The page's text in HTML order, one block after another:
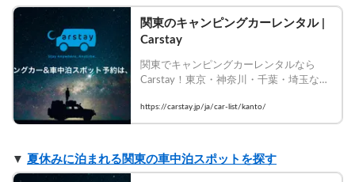
関東のキャンピングカーレンタル |
Carstay
関東でキャンピングカーレンタルなら
Carstay！東京・神奈川・千葉・埼玉など
週末バンライフを今すぐ予約！
https://carstay.jp/ja/car-list/kanto/
▼ 夏休みに泊まれる関東の車中泊スポットを探す